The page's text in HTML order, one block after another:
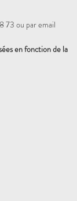
73 ou par email
en fonction de la